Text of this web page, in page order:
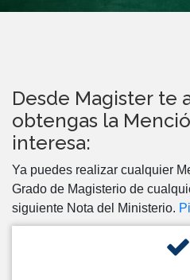
Desde Magister te
obtengas la
interesa:
Ya puedes realizar cualquier
Grado de Magisterio de
siguiente Nota del Ministerio.